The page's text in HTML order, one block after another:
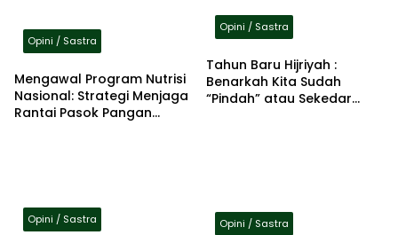
Opini / Sastra
Mengawal Program Nutrisi
Nasional: Strategi Menjaga
Rantai Pasok Pangan
Opini / Sastra
Tahun Baru Hijriyah :
Benarkah Kita Sudah
“Pindah” atau Sekedar
Opini / Sastra Opini / Sastra